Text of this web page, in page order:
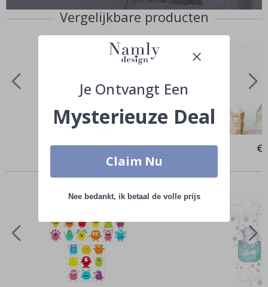
Vergelijkbare producten
Special
€ 29,00 €
Anderen kochten ook
Je Ontvangt Een
Mysterieuze Deal
Claim Nu
Nee bedankt, ik betaal de volle prijs